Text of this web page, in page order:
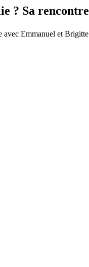
? Sa
avec Emmanuel et